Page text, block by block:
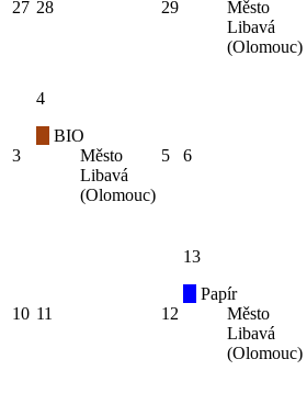
27 28 29
Město
Libavá
(Olomouc)
3
4
BIO
Město
Libavá
(Olomouc)
5 6
10 11 12
13
Papír
Město
Libavá
(Olomouc)